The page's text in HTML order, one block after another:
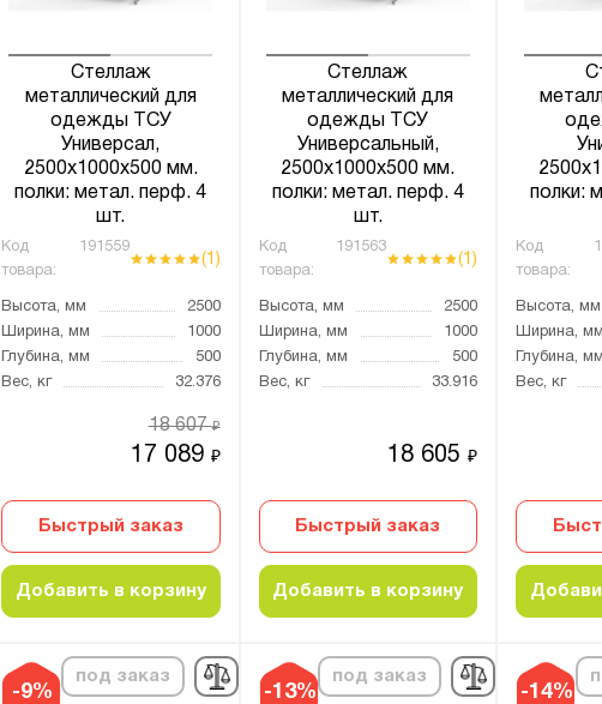
Стеллаж
металлический для
одежды ТСУ
Универсал,
2500х1000х500 мм.
полки: метал. перф. 4
шт.
Код
товара:
191559
(1)
Высота, мм
2500
Ширина, мм
1000
Глубина, мм
500
Вес, кг
32.376
17 089 ₽
18 607₽
Быстрый заказ
Добавить в корзину
Стеллаж
металлический для
одежды ТСУ
Универсальный,
2500х1000х500 мм.
полки: метал. перф. 4
шт.
Код
товара:
191563
(1)
Высота, мм
2500
Ширина, мм
1000
Глубина, мм
500
Вес, кг
33.916
18 605₽
Быстрый заказ
Добавить в корзину
полки:
Код
товара:
Высота, мм
Ширина, мм
Глубина, мм
Вес, кг
-9%
под заказ
-13%
под заказ
-14%